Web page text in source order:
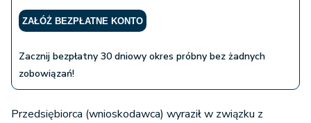
ZAŁÓŻ BEZPŁATNE KONTO
Zacznij bezpłatny 30 dniowy okres próbny bez żadnych
zobowiązań!
Przedsiębiorca (wnioskodawca) wyraził w związku z